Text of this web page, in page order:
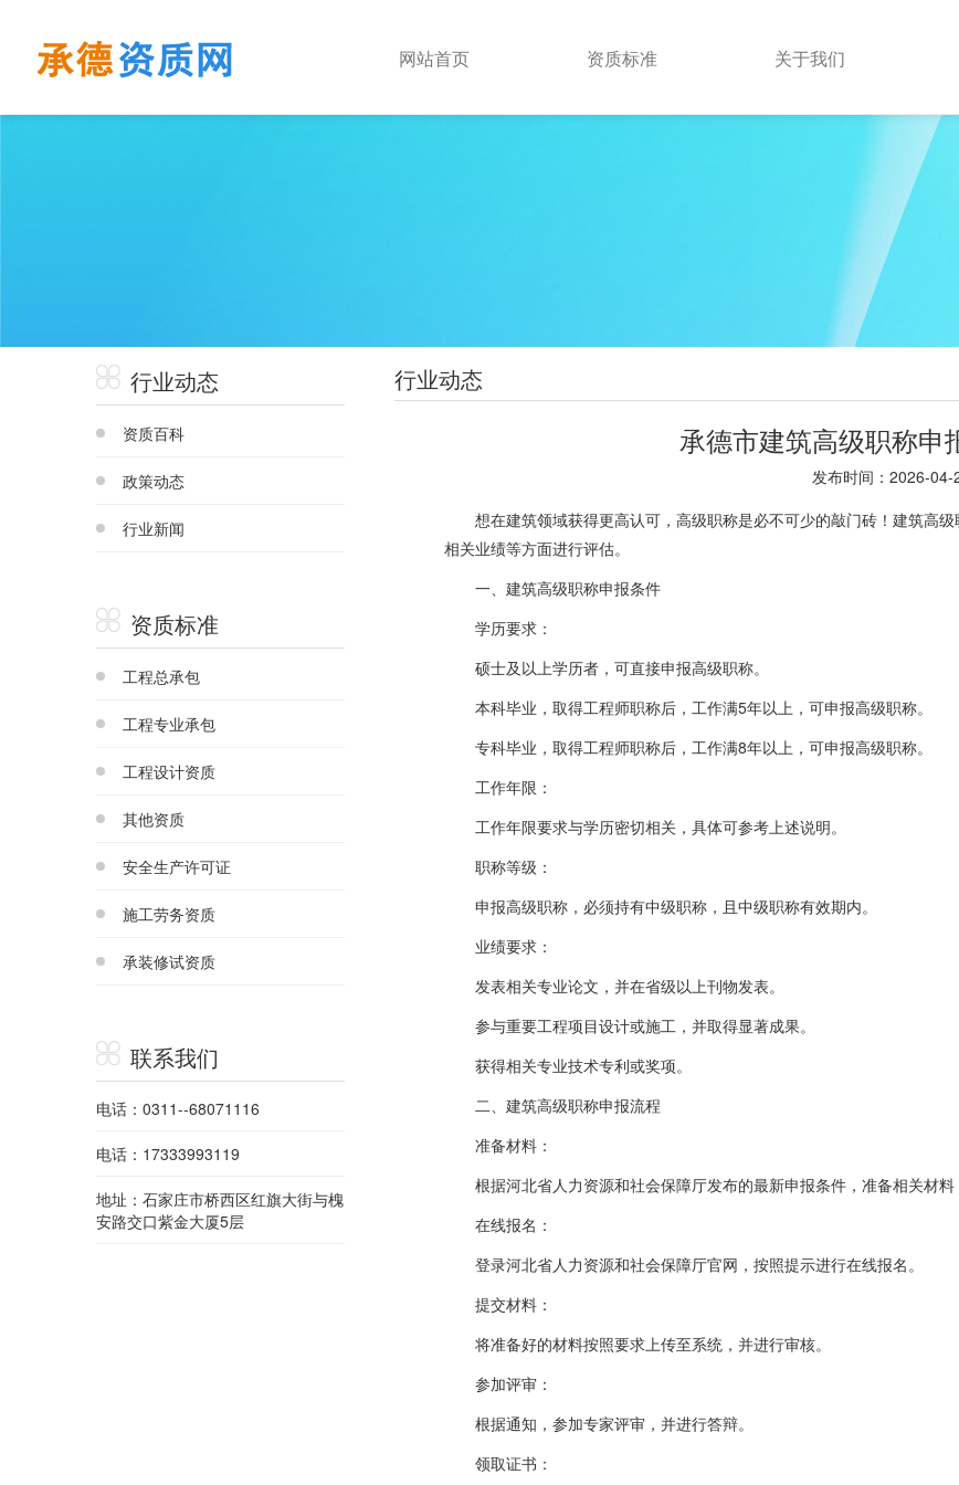
网站首页 资质标准 关于我们
行业动态
资质百科
政策动态
行业新闻
资质标准
工程总承包
工程专业承包
工程设计资质
其他资质
安全生产许可证
施工劳务资质
承装修试资质
联系我们
电话：0311--68071116
电话：17333993119
地址：石家庄市桥西区红旗大街与槐
安路交口紫金大厦5层
行业动态
承德市建筑高级职称申
发布时间：2026-04-
想在建筑领域获得更高认可，高级职称是必不可少的敲门砖！建筑高级
相关业绩等方面进行评估。
一、建筑高级职称申报条件
学历要求：
硕士及以上学历者，可直接申报高级职称。
本科毕业，取得工程师职称后，工作满5年以上，可申报高级职称。
专科毕业，取得工程师职称后，工作满8年以上，可申报高级职称。
工作年限：
工作年限要求与学历密切相关，具体可参考上述说明。
职称等级：
申报高级职称，必须持有中级职称，且中级职称有效期内。
业绩要求：
发表相关专业论文，并在省级以上刊物发表。
参与重要工程项目设计或施工，并取得显著成果。
获得相关专业技术专利或奖项。
二、建筑高级职称申报流程
准备材料：
根据河北省人力资源和社会保障厅发布的最新申报条件，准备相关材料
在线报名：
登录河北省人力资源和社会保障厅官网，按照提示进行在线报名。
提交材料：
将准备好的材料按照要求上传至系统，并进行审核。
参加评审：
根据通知，参加专家评审，并进行答辩。
领取证书：